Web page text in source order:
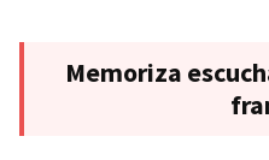
Memoriza